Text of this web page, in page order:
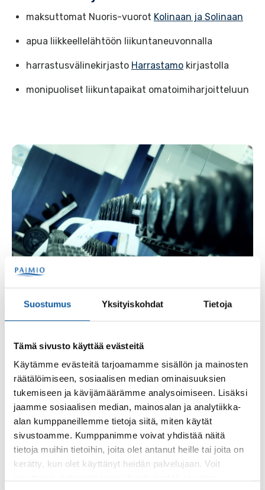
Suostumus Yksityiskohdat Tietoja
Tämä sivusto käyttää evästeitä
Käytämme evästeitä tarjoamamme sisällön ja mainosten
räätälöimiseen, sosiaalisen median ominaisuuksien
tukemiseen ja kävijämäärämme analysoimiseen. Lisäksi
jaamme sosiaalisen median, mainosalan ja analytiikka-
alan kumppaneillemme tietoja siitä, miten käytät
sivustoamme. Kumppanimme voivat yhdistää näitä
tietoja muihin tietoihin, joita olet antanut heille tai joita on
kerätty, kun olet käyttänyt heidän palvelujaan. Voit
maksuttomat Nuoris-vuorot Kolinaan ja Solinaan
apua liikkeellelähtöön liikuntaneuvonnalla
harrastusvälinekirjasto Harrastamo kirjastolla
monipuoliset liikuntapaikat omatoimiharjoitteluun
Intti Action, kunnonkohotus ennen palvelukseen astumista
Ota rohkeasti yhteyttä
Liikuntasuunnittelija Anna Blomroos, puh. 02 474
5314, 050 60619
anna.blomroos@paimio.fi